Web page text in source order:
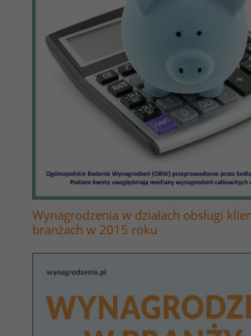
Wynagrodzenia w działach obsługi
branżach w 2015 roku